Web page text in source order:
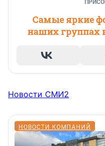
Самые яркие
наших группах
Новости СМИ2
НОВОСТИ КОМПАНИЙ